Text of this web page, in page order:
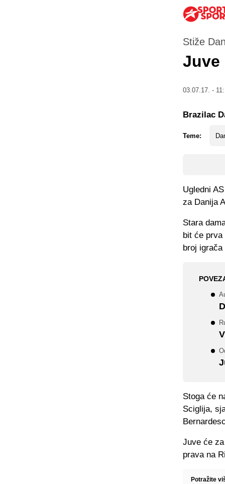
Stiže
Juve
03.07.17. -
Teme:
Brazilac
Ugledni
za Danija
Stara
bit će prva
broj igrača
Stoga će
Sciglija,
Juve će
prava na
Potražite